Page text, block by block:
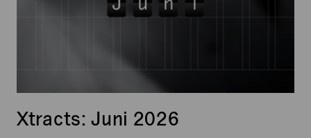
Xtracts: Juni 2026